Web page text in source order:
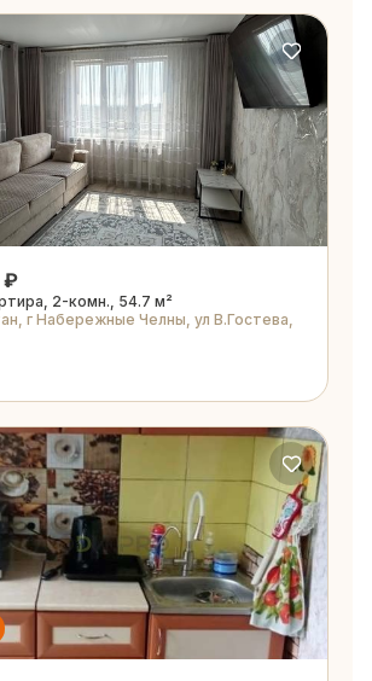
₽
2-комн., 54.7 м²
г Набережные Челны, ул В.Гостева,